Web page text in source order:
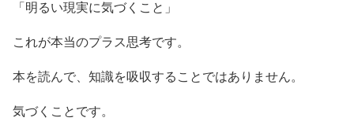
「明るい現実に気づくこと」
これが本当のプラス思考です。
本を読んで、知識を吸収することではありません。
気づくことです。